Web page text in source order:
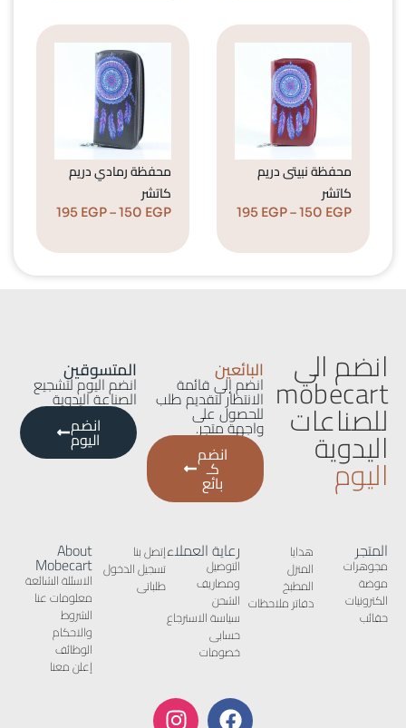
محفظة نبيتى دريم
كاتشر
150 EGP
–
195 EGP
محفظة رمادي دريم
كاتشر
150 EGP
–
195 EGP
انضم الي
mobecart
للصناعات
اليدوية
اليوم
البائعين
انضم إلى قائمة
الانتظار لتقديم طلب
للحصول على
واجهة متجر.
انضم
كـ
بائع
المتسوقين
انضم اليوم لتشجيع
الصناعة اليدوية
انضم
اليوم
المتجر
مجوهرات
موضة
الكترونيات
حقائب
هدايا
المنزل
المطبخ
دفاتر ملاحظات
رعاية العملاء
التوصيل
ومصاريف
الشحن
سياسة الاسترجاع
حسابى
خصومات
إتصل بنا
تسجيل الدخول
طلباتى
About
Mobecart
الاسئلة الشائعة
معلومات عنا
الشروط
والاحكام
الوظائف
إعلن معنا